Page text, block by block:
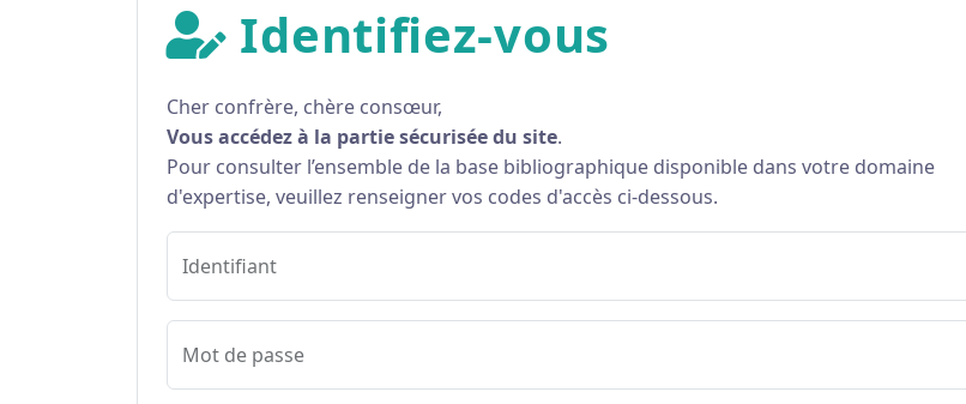
Identifiez-vous
Cher confrère, chère consœur,
Vous accédez à la partie sécurisée du site.
Pour consulter l’ensemble de la base bibliographique disponible dans votre domaine
d'expertise, veuillez renseigner vos codes d'accès ci-dessous.
Identifiant
Mot de passe